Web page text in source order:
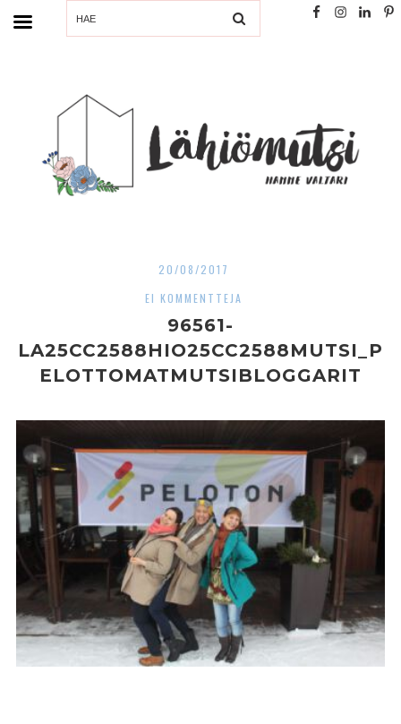
SEARCH
20/08/2017
EI KOMMENTTEJA
96561-
LA25CC2588HIO25CC2588MUTSI_P
ELOTTOMATMUTSIBLOGGARIT